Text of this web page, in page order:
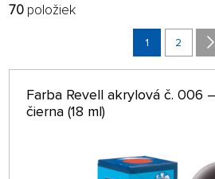
FILTROVAŤ:
64
70 položiek
1 2
Farba Revell akrylová č. 006
čierna (18 ml)